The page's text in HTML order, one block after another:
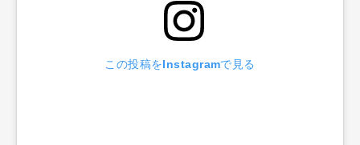
Official Columnist
Contact
この投稿をInstagramで見る